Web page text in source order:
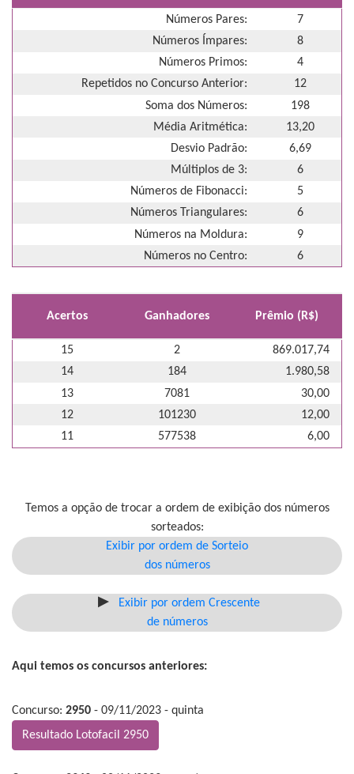
Números Pares:
7
Números Ímpares:
8
Números Primos:
4
Repetidos no Concurso Anterior:
12
Soma dos Números:
198
Média Aritmética:
13,20
Desvio Padrão:
6,69
Múltiplos de 3:
6
Números de Fibonacci:
5
Números Triangulares:
6
Números na Moldura:
9
Números no Centro:
6
Acertos Ganhadores Prêmio (R$)
15 2
869.017,74
14
184
1.980,58
13
7081
30,00
12
101230
12,00
11
577538 6,00
Temos a opção de trocar a ordem de exibição dos números
sorteados:
Exibir por ordem de Sorteio
dos números
Exibir por ordem Crescente
de números
Aqui temos os concursos anteriores:
Concurso: 2950 - 09/11/2023 - quinta
Resultado Lotofacil 2950